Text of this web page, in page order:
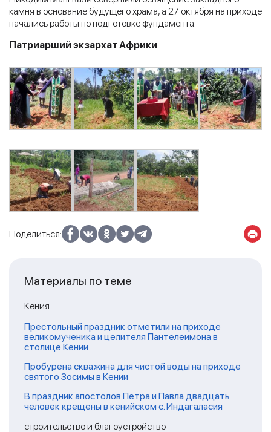
камня в основание будущего храма, а 27 октября на приходе
начались работы по подготовке фундамента.
Патриарший экзархат Африки
Поделиться:
Материалы по теме
Кения
Престольный праздник отметили на приходе
великомученика и целителя Пантелеимона в
столице Кении
Пробурена скважина для чистой воды на приходе
святого Зосимы в Кении
В праздник апостолов Петра и Павла двадцать
человек крещены в кенийском с. Индагаласия
строительство и благоустройство